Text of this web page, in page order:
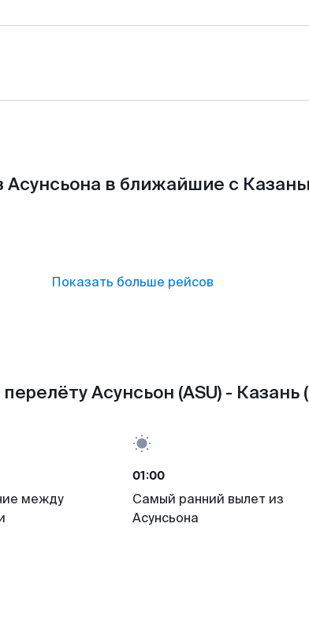
Асунсьона в ближайшие с
Показать больше рейсов
Асунсьон (ASU) - Казань
между
01:00
Самый ранний вылет из
Асунсьона